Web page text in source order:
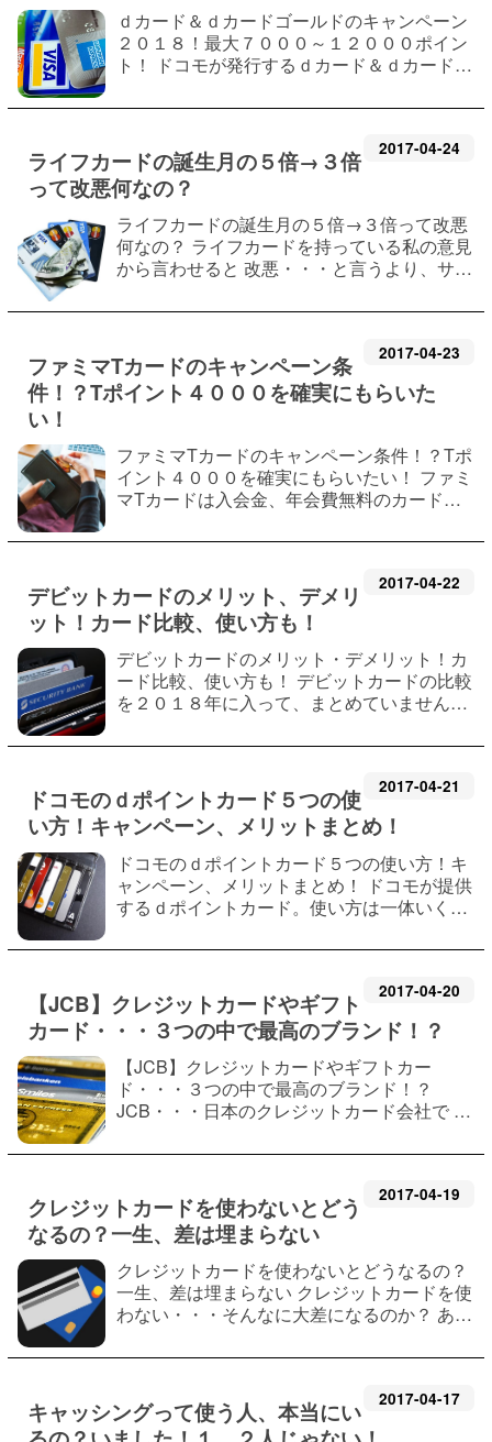
ｄカード＆ｄカードゴールドのキャンペーン
２０１８！最大７０００～１２０００ポイン
ト！ ドコモが発行するｄカード＆ｄカードゴ
らい方、知りたいですよね？ キャンペーンの
2017-04-24
ライフカードの誕生月の５倍→３倍
って改悪何なの？
ライフカードの誕生月の５倍→３倍って改悪
何なの？ ライフカードを持っている私の意見
から言わせると 改悪・・・と言うより、サー
ードはこの度、誕生月の５倍ポイントを３倍
2017-04-23
ファミマTカードのキャンペーン条
件！？Tポイント４０００を確実にもらいた
い！
ファミマTカードのキャンペーン条件！？Tポ
イント４０００を確実にもらいたい！ ファミ
マTカードは入会金、年会費無料のカードの
でき、Tポイントが最大で４０００もらえま
2017-04-22
デビットカードのメリット、デメリ
ット！カード比較、使い方も！
デビットカードのメリット・デメリット！カ
ード比較、使い方も！ デビットカードの比較
を２０１８年に入って、まとめていませんで
ト」でも人気。 「デビットカード」の中で大
2017-04-21
ドコモのｄポイントカード５つの使
い方！キャンペーン、メリットまとめ！
ドコモのｄポイントカード５つの使い方！キ
ャンペーン、メリットまとめ！ ドコモが提供
するｄポイントカード。使い方は一体いくつ
０ポイントもらえるサービスも板に付きまし
2017-04-20
【JCB】クレジットカードやギフト
カード・・・３つの中で最高のブランド！？
【JCB】クレジットカードやギフトカー
ド・・・３つの中で最高のブランド！？
JCB・・・日本のクレジットカード会社で カ
ードやポイント制度など素晴らしいサービス
ット…
2017-04-19
クレジットカードを使わないとどう
なるの？一生、差は埋まらない
クレジットカードを使わないとどうなるの？
一生、差は埋まらない クレジットカードを使
わない・・・そんなに大差になるのか？ ある
があります。 ２０歳から８０歳までに獲得で
2017-04-17
キャッシングって使う人、本当にい